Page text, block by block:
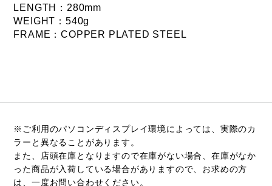
LENGTH：280mm
WEIGHT：540g
FRAME：COPPER PLATED STEEL
※ご利用のパソコンディスプレイ環境によっては、実際のカ
ラーと異なることがあります。
また、店頭在庫となりますので在庫がない場合、在庫がなか
った商品が入荷している場合がありますので、お求めの方
は、一度お問い合わせください。